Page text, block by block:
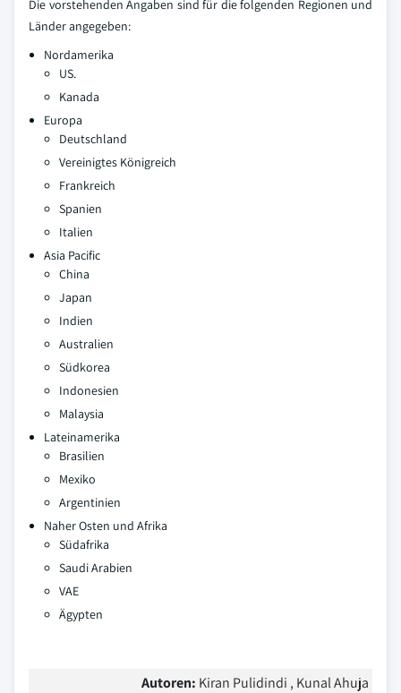
Die vorstehenden Angaben sind für die folgenden Regionen und
Länder angegeben:
Nordamerika
US.
Kanada
Europa
Deutschland
Vereinigtes Königreich
Frankreich
Spanien
Italien
Asia Pacific
China
Japan
Indien
Australien
Südkorea
Indonesien
Malaysia
Lateinamerika
Brasilien
Mexiko
Argentinien
Naher Osten und Afrika
Südafrika
Saudi Arabien
VAE
Ägypten
Autoren: Kiran Pulidindi , Kunal Ahuja